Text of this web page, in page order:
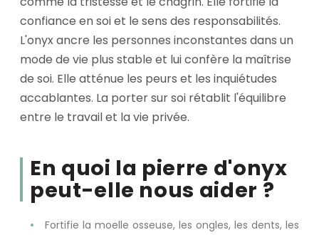
confiance en soi et le sens des responsabilités.
L'onyx ancre les personnes inconstantes dans un
mode de vie plus stable et lui confère la maîtrise
de soi. Elle atténue les peurs et les inquiétudes
accablantes. La porter sur soi rétablit l'équilibre
entre le travail et la vie privée.
En quoi la pierre d'onyx
peut-elle nous aider ?
Fortifie la moelle osseuse, les ongles, les dents, les